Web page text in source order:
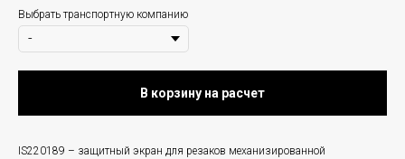
Выбрать транспортную компанию
В корзину на расчет
IS220189 – защитный экран для резаков механизированной